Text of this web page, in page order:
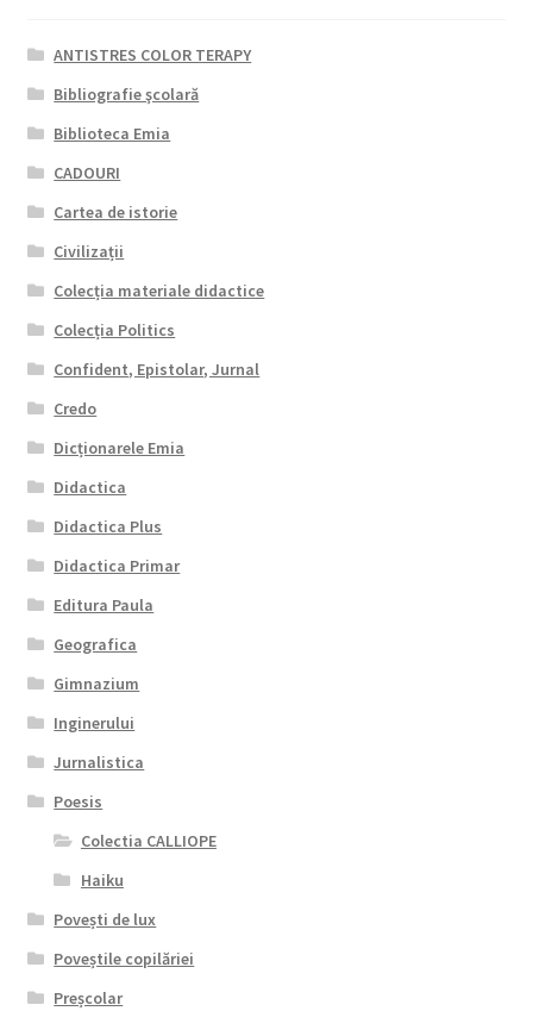
ANTISTRES COLOR TERAPY
Bibliografie şcolară
Biblioteca Emia
CADOURI
Cartea de istorie
Civilizații
Colecția materiale didactice
Colecția Politics
Confident, Epistolar, Jurnal
Credo
Dicționarele Emia
Didactica
Didactica Plus
Didactica Primar
Editura Paula
Geografica
Gimnazium
Inginerului
Jurnalistica
Poesis
Colectia CALLIOPE
Haiku
Povești de lux
Poveștile copilăriei
Preșcolar